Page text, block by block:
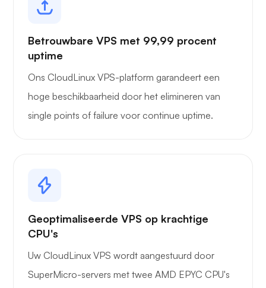
Betrouwbare VPS met 99,99 procent
uptime
Ons CloudLinux VPS-platform garandeert een
hoge beschikbaarheid door het elimineren van
single points of failure voor continue uptime.
Geoptimaliseerde VPS op krachtige
CPU's
Uw CloudLinux VPS wordt aangestuurd door
SuperMicro-servers met twee AMD EPYC CPU's